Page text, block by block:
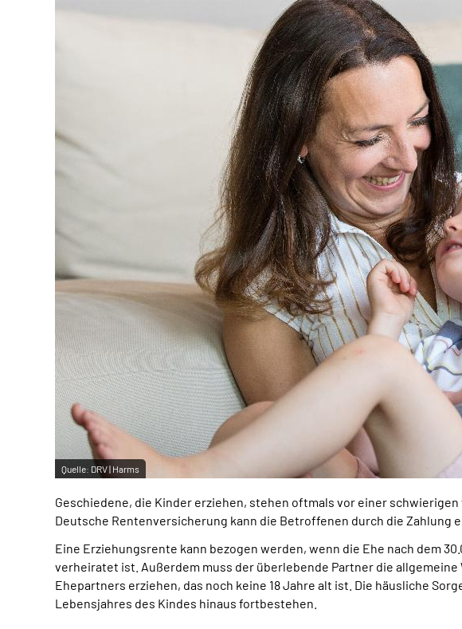
Quelle: DRV | Harms
Geschiedene, die Kinder erziehen, stehen oftmals vor einer
Deutsche Rentenversicherung kann die Betroffenen durch die Zahlung
Eine Erziehungsrente kann bezogen werden, wenn die Ehe nach dem
verheiratet ist. Außerdem muss der überlebende Partner die
Ehepartners erziehen, das noch keine 18 Jahre alt ist. Die häusliche
Lebensjahres des Kindes hinaus fortbestehen.